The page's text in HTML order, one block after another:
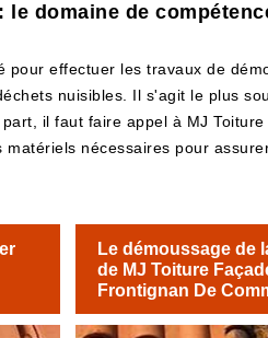
domaine de
pour effectuer les travaux de
nuisibles. Il s'agit le plus
il faut faire appel à MJ
nécessaires pour
Le démoussage de
de MJ Toiture
Frontignan De